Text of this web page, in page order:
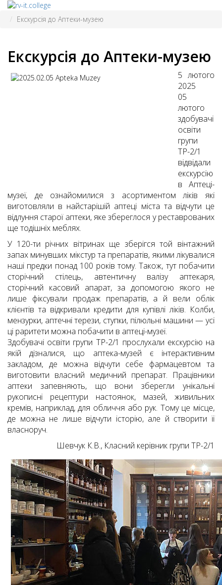
Екскурсія до Аптеки-музею
Екскурсія до Аптеки-музею
5 лютого
2025
05
лютого
здобувачі
освіти
групи
ТР-2/1
відвідали
екскурсію
в Аптеці-
музеї, де ознайомилися з асортиментом ліків які
виготовляли в найстарішій аптеці міста та відчути це
відлуння старої аптеки, яке збереглося у реставрованих
ще тодішніх меблях.
У 120-ти річних вітринах ще зберігся той вінтажний
запах минувших мікстур та препаратів, якими лікувалися
наші предки понад 100 років тому. Також, тут побачити
сторічний стілець, автентичну валізу аптекаря,
сторічний касовий апарат, за допомогою якого не
лише фіксували продаж препаратів, а й вели облік
клієнтів та відкривали кредити для купівлі ліків. Колби,
мензурки, аптечні терези, ступки, пілюльні машини — усі
ці раритети можна побачити в аптеці-музеї.
Здобувачі освіти групи ТР-2/1 прослухали екскурсію на
якій дізналися, що аптека-музей є інтерактивним
закладом, де можна відчути себе фармацевтом та
виготовити власний медичний препарат. Працівники
аптеки запевняють, що вони зберегли унікальні
рукописні рецептури настоянок, мазей, живильних
кремів, наприклад, для обличчя або рук. Тому це місце,
де можна не лише відчути історію, але й створити її
власноруч.
Шевчук К.В., Класний керівник групи ТР-2/1